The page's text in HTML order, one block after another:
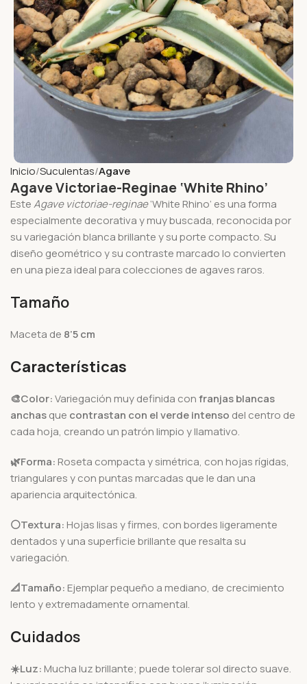
Inicio Suculentas Agave
Agave Victoriae-Reginae ‘White Rhino’
EsteAgave victoriae-reginae‘White Rhino’ es una forma
especialmente decorativa y muy buscada, reconocida por
su variegación blanca brillante y su porte compacto. Su
diseño geométrico y su contraste marcado lo convierten
en una pieza ideal para colecciones de agaves raros.
Tamaño
Maceta de 8’5 cm
Características
🎨Color:Variegación muy definida confranjas blancas
anchasque contrastan con el verde intenso del centro de
cada hoja, creando un patrón limpio y llamativo.
🌿Forma: Roseta compacta y simétrica, con hojas rígidas,
triangulares y con puntas marcadas que le dan una
apariencia arquitectónica.
⚪Textura: Hojas lisas y firmes, con bordes ligeramente
dentados y una superficie brillante que resalta su
variegación.
📐Tamaño: Ejemplar pequeño a mediano, de crecimiento
lento y extremadamente ornamental.
Cuidados
☀️Luz: Mucha luz brillante; puede tolerar sol directo suave.